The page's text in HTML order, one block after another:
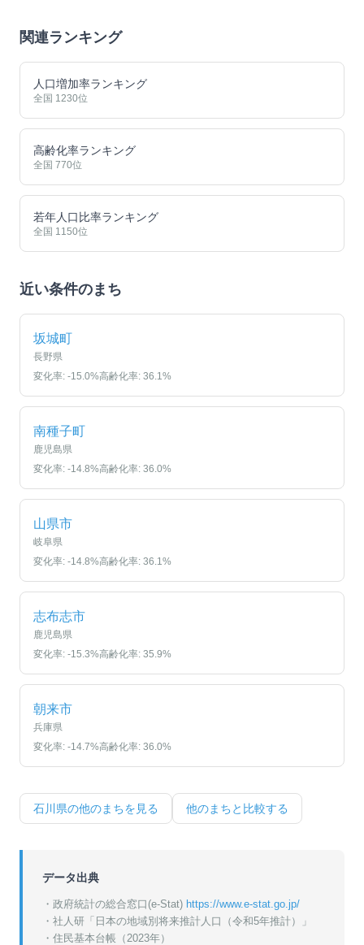
関連ランキング
人口増加率ランキング
全国 1230位
高齢化率ランキング
全国 770位
若年人口比率ランキング
全国 1150位
近い条件のまち
坂城町
長野県
変化率: -15.0%高齢化率: 36.1%
南種子町
鹿児島県
変化率: -14.8%高齢化率: 36.0%
山県市
岐阜県
変化率: -14.8%高齢化率: 36.1%
志布志市
鹿児島県
変化率: -15.3%高齢化率: 35.9%
朝来市
兵庫県
変化率: -14.7%高齢化率: 36.0%
石川県の他のまちを見る 他のまちと比較する
データ出典
・政府統計の総合窓口(e-Stat) https://www.e-stat.go.jp/
・ 社人研「日本の地域別将来推計人口（令和5年推計）」
・ 住民基本台帳（2023年）